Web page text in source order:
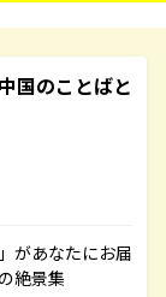
国のことばと
があなたにお届
絶景集